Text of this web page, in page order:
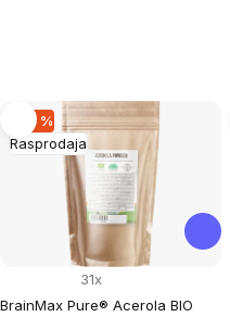
List
of
products
Rasprodaja
–29 %
BrainMax Pure® Acerola BIO
31x